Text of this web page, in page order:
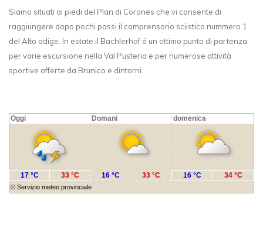
Siamo situati ai piedi del Plan di Corones che vi consente di
raggiungere dopo pochi passi il comprensorio sciistico nummero 1
del Alto adige. In estate il Bachlerhof é un ottimo punto di partenza
per varie escursione nella Val Pusteria e per numerose attività
sportive offerte da Brunico e dintorni.
Oggi Domani domenica
© Servizio meteo provinciale
17 °C 33 °C 16 °C 33 °C 16 °C 34 °C